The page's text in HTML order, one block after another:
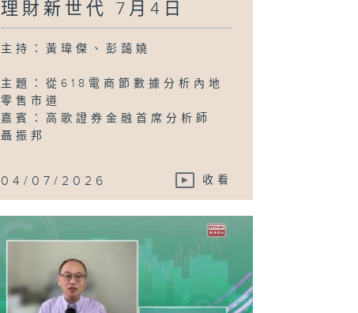
理財新世代 7月4日
主持：黃瑋傑、彭藹嬈
主題：從618電商節數據分析內地
零售市道
嘉賓：高歌證券金融首席分析師
聶振邦
04/07/2026 收看